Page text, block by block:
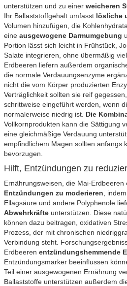
unterstützen und zu einer weicheren
Ihr Ballaststoffgehalt umfasst lösliche
Volumen hinzufügen, die
eine ausgewogene Darmumgebung
Portion lässt sich leicht in Frühstück,
Salate integrieren, ohne übermäßig
Erdbeeren liefern außerdem
die normale Verdauungsenzyme
nicht die vom Körper produzierten
Verträglichkeit sollten sie reif
schrittweise eingeführt werden, wenn
normalerweise niedrig ist. Die
Vollkornprodukten kann die Sättigung
eine gleichmäßige Verdauung
empfindlichem Magen sollten anfangs
bevorzugen.
Hilft, Entzündungen zu
Ernährungsweisen, die Mai-Erdbeeren
Entzündungen zu moderieren ,
Ellagsäure und andere Polyphenole
Abwehrkräfte unterstützen. Diese
können dazu beitragen, oxidativen
Prozess, der mit chronischen
Verbindung steht.
Erdbeeren entzündungshemmende
Entzündungsmarker beeinflussen
Teil einer ausgewogenen Ernährung
Ballaststoffe unterstützen außerdem